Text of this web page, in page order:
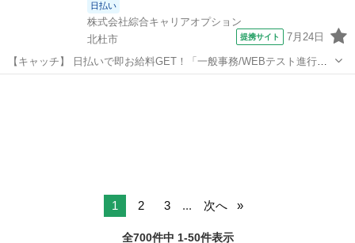
日払い
株式会社綜合キャリアオプション
北杜市
提携サイト 7月24日
【キャッチ】 日払いで即お給料GET！「一般事務/WEBテスト進行管
理」【経験不問！未経験◎】女性も多数カツヤク中♪ウレシイ残業ほぼ
1 2 3 ... 次へ
全700件中 1-50件表示